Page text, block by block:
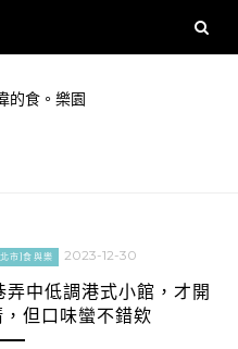
市]食與樂 2023-12-30
弄中低調港式小館，才開
但口味蠻不錯欸